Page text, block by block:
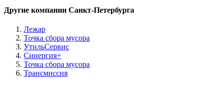
Другие компании Санкт-Петербурга
Лежар
Точка сбора мусора
УтильСервис
Синергия+
Точка сбора мусора
Трансмиссия